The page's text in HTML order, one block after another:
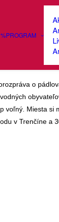
PROGRAM
o
voľný. Miesta si
v Trenčíne a